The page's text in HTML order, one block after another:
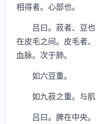
相得者。心部也。
吕曰。菽者、豆也
在皮毛之间。皮毛者
血脉。次于肺。
如六豆重。
如九菽之重。与肌
吕曰。脾在中央。